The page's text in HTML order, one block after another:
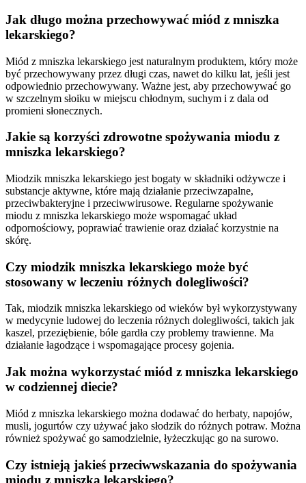
Jak długo można przechowywać miód z mniszka
lekarskiego?
Miód z mniszka lekarskiego jest naturalnym produktem, który może
być przechowywany przez długi czas, nawet do kilku lat, jeśli jest
odpowiednio przechowywany. Ważne jest, aby przechowywać go
w szczelnym słoiku w miejscu chłodnym, suchym i z dala od
promieni słonecznych.
Jakie są korzyści zdrowotne spożywania miodu z
mniszka lekarskiego?
Miodzik mniszka lekarskiego jest bogaty w składniki odżywcze i
substancje aktywne, które mają działanie przeciwzapalne,
przeciwbakteryjne i przeciwwirusowe. Regularne spożywanie
miodu z mniszka lekarskiego może wspomagać układ
odpornościowy, poprawiać trawienie oraz działać korzystnie na
skórę.
Czy miodzik mniszka lekarskiego może być
stosowany w leczeniu różnych dolegliwości?
Tak, miodzik mniszka lekarskiego od wieków był wykorzystywany
w medycynie ludowej do leczenia różnych dolegliwości, takich jak
kaszel, przeziębienie, bóle gardła czy problemy trawienne. Ma
działanie łagodzące i wspomagające procesy gojenia.
Jak można wykorzystać miód z mniszka lekarskiego
w codziennej diecie?
Miód z mniszka lekarskiego można dodawać do herbaty, napojów,
musli, jogurtów czy używać jako słodzik do różnych potraw. Można
również spożywać go samodzielnie, łyżeczkując go na surowo.
Czy istnieją jakieś przeciwwskazania do spożywania
miodu z mniszka lekarskiego?